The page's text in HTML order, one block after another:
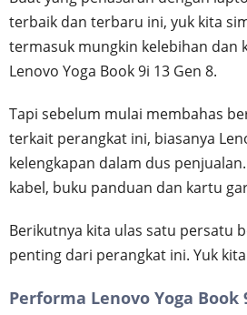
terbaik dan terbaru ini, yuk kita
termasuk mungkin kelebihan dan
Lenovo Yoga Book 9i 13 Gen 8.
Tapi sebelum mulai membahas
terkait perangkat ini, biasanya
kelengkapan dalam dus
kabel, buku panduan dan kartu
Berikutnya kita ulas satu persatu
penting dari perangkat ini. Yuk
Performa Lenovo Yoga Book